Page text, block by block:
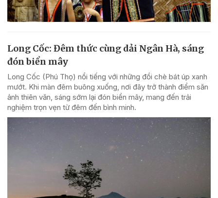
Long Cốc: Đêm thức cùng dải Ngân Hà, sáng
đón biển mây
Long Cốc (Phú Thọ) nổi tiếng với những đồi chè bát úp xanh
mướt. Khi màn đêm buông xuống, nơi đây trở thành điểm săn
ảnh thiên văn, sáng sớm lại đón biển mây, mang đến trải
nghiệm trọn vẹn từ đêm đến bình minh.